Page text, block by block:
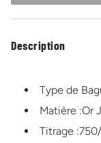
Description
Type de
Matière :Or
Titrage